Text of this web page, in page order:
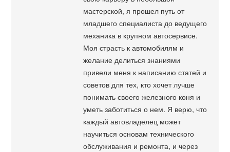
мастерской, я прошел путь от
младшего специалиста до ведущего
механика в крупном автосервисе.
Моя страсть к автомобилям и
желание делиться знаниями
привели меня к написанию статей и
советов для тех, кто хочет лучше
понимать своего железного коня и
уметь заботиться о нем. Я верю, что
каждый автовладелец может
научиться основам технического
обслуживания и ремонта, и через